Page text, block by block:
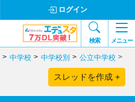
ログイン
検索 メニュー
中学校 中学校別 公立中学校
スレッドを作成 +